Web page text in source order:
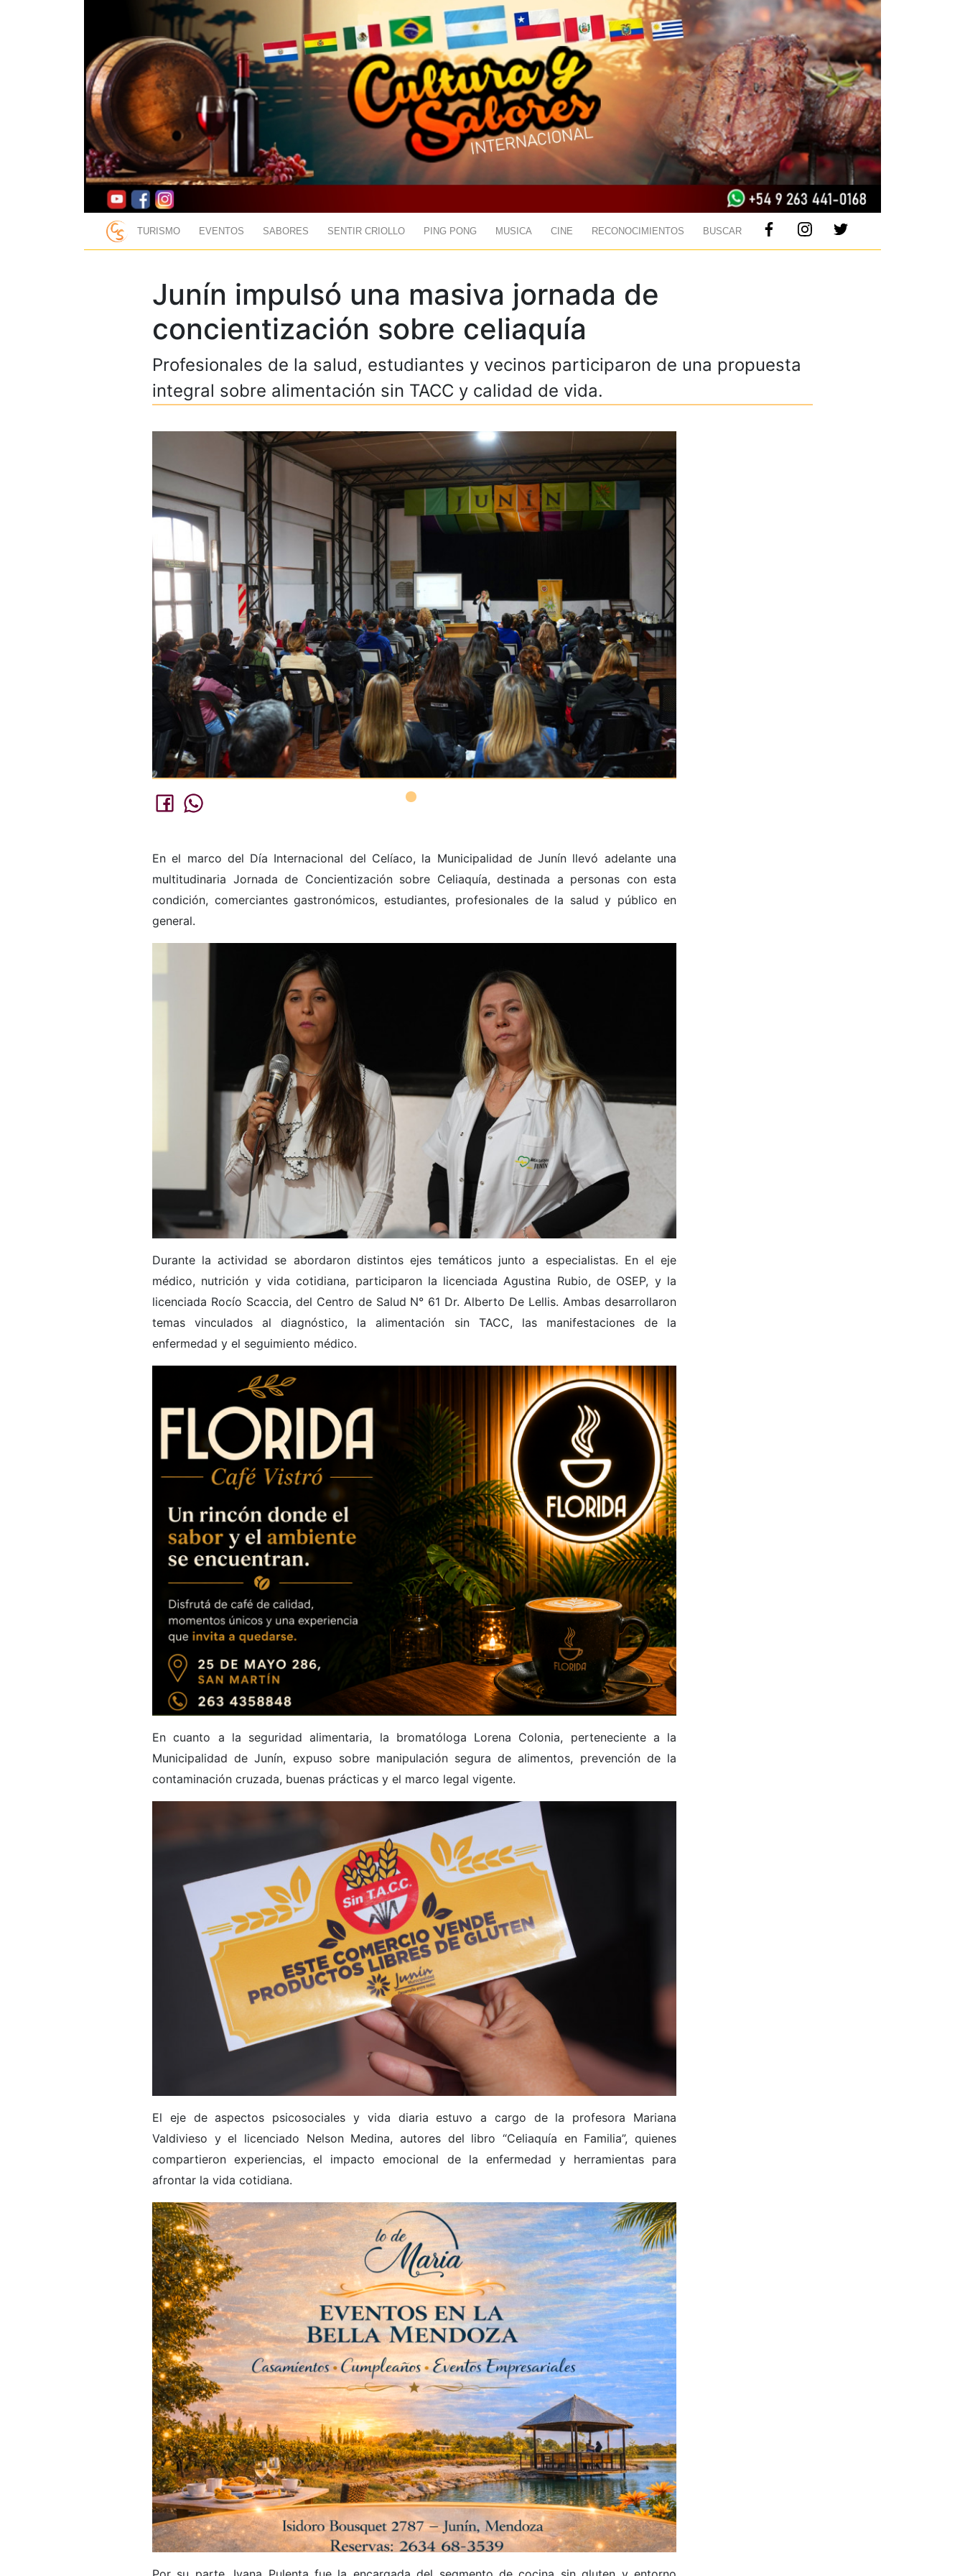
TURISMO EVENTOS SABORES SENTIR CRIOLLO PING PONG MUSICA CINE RECONOCIMIENTOS BUSCAR
Junín impulsó una masiva jornada de
concientización sobre celiaquía
Profesionales de la salud, estudiantes y vecinos participaron de una propuesta
integral sobre alimentación sin TACC y calidad de vida.
En el marco del Día Internacional del Celíaco, la Municipalidad de Junín llevó adelante una
multitudinaria Jornada de Concientización sobre Celiaquía, destinada a personas con esta
condición, comerciantes gastronómicos, estudiantes, profesionales de la salud y público en
general.
Durante la actividad se abordaron distintos ejes temáticos junto a especialistas. En el eje
médico, nutrición y vida cotidiana, participaron la licenciada Agustina Rubio, de OSEP, y la
licenciada Rocío Scaccia, del Centro de Salud N° 61 Dr. Alberto De Lellis. Ambas desarrollaron
temas vinculados al diagnóstico, la alimentación sin TACC, las manifestaciones de la
enfermedad y el seguimiento médico.
En cuanto a la seguridad alimentaria, la bromatóloga Lorena Colonia, perteneciente a la
Municipalidad de Junín, expuso sobre manipulación segura de alimentos, prevención de la
contaminación cruzada, buenas prácticas y el marco legal vigente.
El eje de aspectos psicosociales y vida diaria estuvo a cargo de la profesora Mariana
Valdivieso y el licenciado Nelson Medina, autores del libro “Celiaquía en Familia”, quienes
compartieron experiencias, el impacto emocional de la enfermedad y herramientas para
afrontar la vida cotidiana.